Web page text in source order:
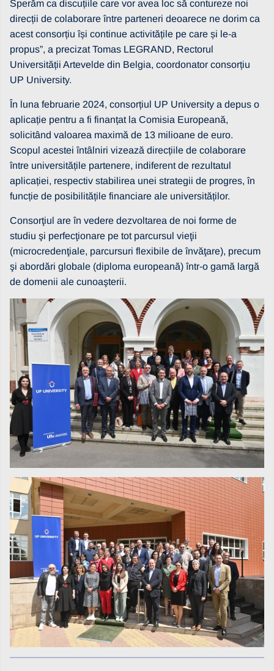
Sperăm ca discuțiile care vor avea loc să contureze noi
direcții de colaborare între parteneri deoarece ne dorim ca
acest consorțiu își continue activitățile pe care și le-a
propus”, a precizat Tomas LEGRAND, Rectorul
Universității Artevelde din Belgia, coordonator consorțiu
UP University.
În luna februarie 2024, consorțiul UP University a depus o
aplicație pentru a fi finanțat la Comisia Europeană,
solicitând valoarea maximă de 13 milioane de euro.
Scopul acestei întâlniri vizează direcțiile de colaborare
între universitățile partenere, indiferent de rezultatul
aplicației, respectiv stabilirea unei strategii de progres, în
funcție de posibilitățile financiare ale universităților.
Consorţiul are în vedere dezvoltarea de noi forme de
studiu şi perfecţionare pe tot parcursul vieţii
(microcredenţiale, parcursuri flexibile de învăţare), precum
şi abordări globale (diploma europeană) într-o gamă largă
de domenii ale cunoaşterii.